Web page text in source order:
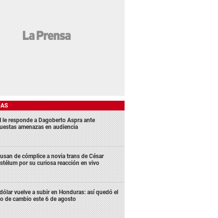
le responde a Dagoberto Aspra ante
amenazas en audiencia
de cómplice a novia trans de César
por su curiosa reacción en vivo
vuelve a subir en Honduras: así quedó el
de cambio este 6 de agosto